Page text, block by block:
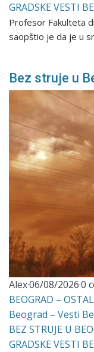
GRADSKE VESTI
Profesor Fakulteta
saopštio je da je u
Bez struje u
Alex·06/08/2026·0
BEOGRAD –
Beograd – Vesti
BEZ STRUJE U
GRADSKE VESTI